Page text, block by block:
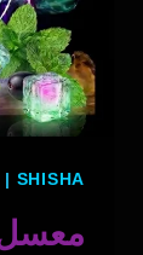
| SHISHA